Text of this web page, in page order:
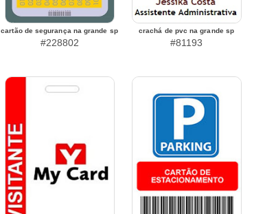
cartão de segurança na grande sp
#228802
crachá de pvc na grande sp
#81193